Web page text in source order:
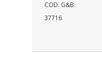
COD. G&B:
37716